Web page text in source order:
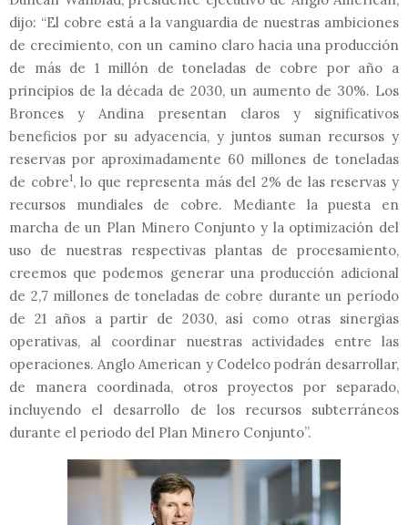
dijo: “El cobre está a la vanguardia de nuestras ambiciones
de crecimiento, con un camino claro hacia una producción
de más de 1 millón de toneladas de cobre por año a
principios de la década de 2030, un aumento de 30%. Los
Bronces y Andina presentan claros y significativos
beneficios por su adyacencia, y juntos suman recursos y
reservas por aproximadamente 60 millones de toneladas
de cobre1, lo que representa más del 2% de las reservas y
recursos mundiales de cobre. Mediante la puesta en
marcha de un Plan Minero Conjunto y la optimización del
uso de nuestras respectivas plantas de procesamiento,
creemos que podemos generar una producción adicional
de 2,7 millones de toneladas de cobre durante un período
de 21 años a partir de 2030, así como otras sinergias
operativas, al coordinar nuestras actividades entre las
operaciones. Anglo American y Codelco podrán desarrollar,
de manera coordinada, otros proyectos por separado,
incluyendo el desarrollo de los recursos subterráneos
durante el periodo del Plan Minero Conjunto”.